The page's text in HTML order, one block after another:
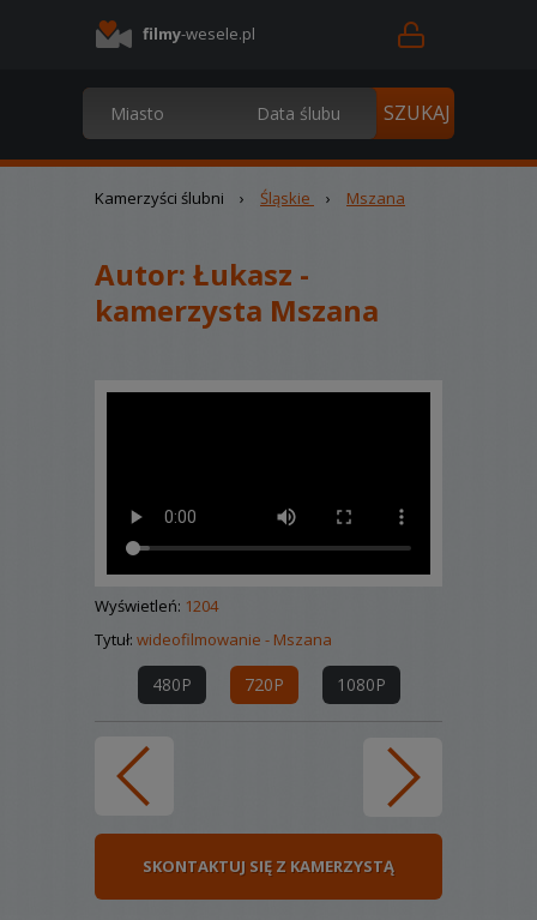
filmy-wesele.pl
Kamerzyści ślubni › Śląskie › Mszana
Autor: Łukasz -
kamerzysta Mszana
Wyświetleń: 1204
Tytuł: wideofilmowanie - Mszana
480P 720P 1080P
SKONTAKTUJ SIĘ Z KAMERZYSTĄ